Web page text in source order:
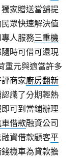
家贈送當舖提
眾快速解決值
人服務三重機
時可借可還現
重元與適當許多
商家廚房翻新
識了分期輕熱
可到當鋪辦理
借款融資公司
資借款顧客平
機車為貸款擔